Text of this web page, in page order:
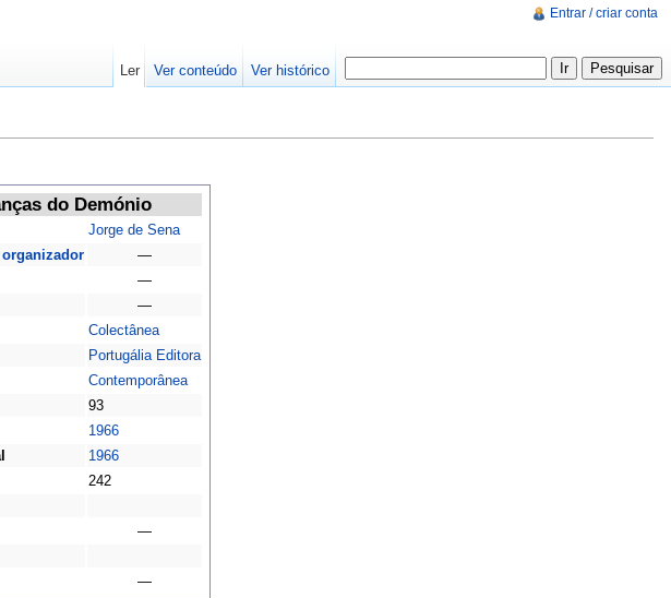
do Demónio
Jorge de Sena
—
—
—
Colectânea
Portugália Editora
Contemporânea
93
1966
1966
242
—
—
Entrar / criar conta
Ler Ver conteúdo Ver histórico